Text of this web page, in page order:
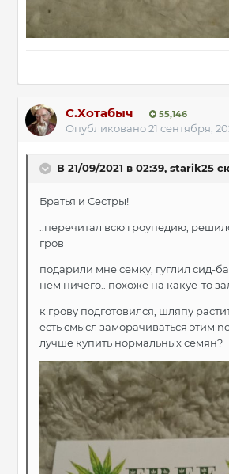
С.Хотабыч 55,146
Опубликовано21 сентября,
В 21/09/2021 в 02:39, starik25
Братья и Сестры!
..перечитал всю гроупедию,
гров
подарили мне семку, гуглил сид-
нем ничего.. похоже на какуе-то
к грову подготовился, шляпу
есть смысл заморачиваться этим
лучше купить нормальных семян?